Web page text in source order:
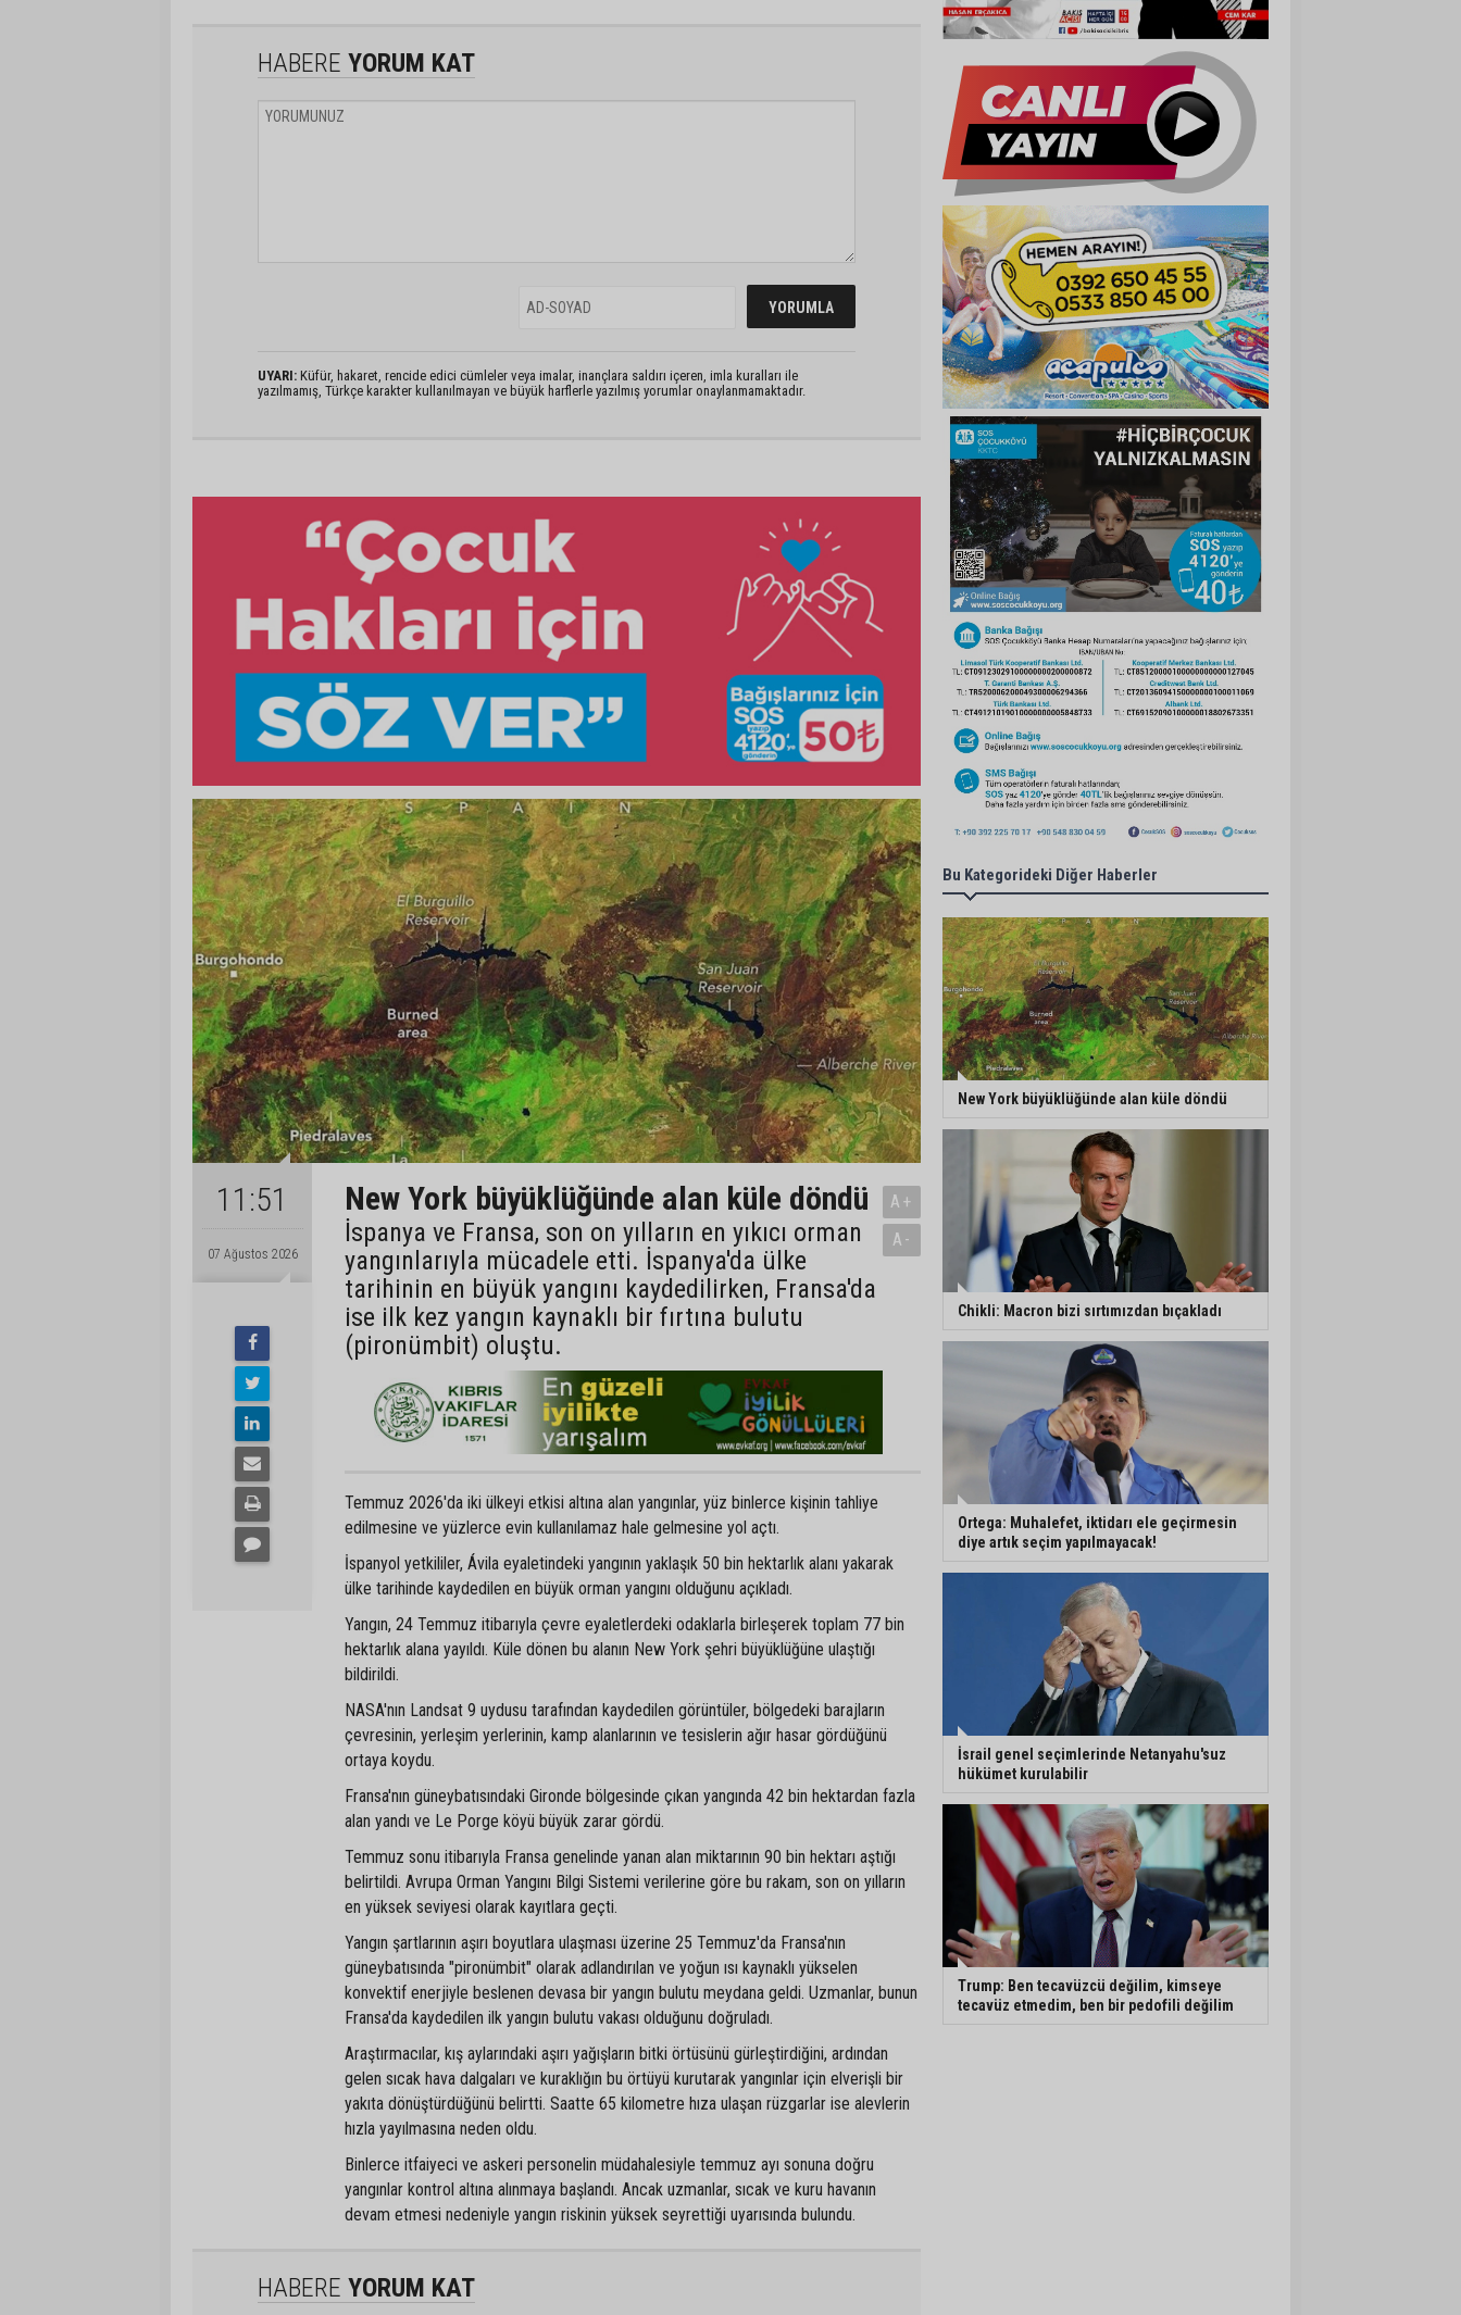
HABERE YORUM KAT
UYARI: Küfür, hakaret, rencide edici cümleler veya imalar, inançlara saldırı içeren, imla kuralları ile
yazılmamış, Türkçe karakter kullanılmayan ve büyük harflerle yazılmış yorumlar onaylanmamaktadır.
11:51
07 Ağustos 2026
New York büyüklüğünde alan küle döndü
İspanya ve Fransa, son on yılların en yıkıcı orman
yangınlarıyla mücadele etti. İspanya'da ülke
tarihinin en büyük yangını kaydedilirken, Fransa'da
ise ilk kez yangın kaynaklı bir fırtına bulutu
(pironümbit) oluştu.
A+
A-
Temmuz 2026'da iki ülkeyi etkisi altına alan yangınlar, yüz binlerce kişinin tahliye
edilmesine ve yüzlerce evin kullanılamaz hale gelmesine yol açtı.
İspanyol yetkililer, Ávila eyaletindeki yangının yaklaşık 50 bin hektarlık alanı yakarak
ülke tarihinde kaydedilen en büyük orman yangını olduğunu açıkladı.
Yangın, 24 Temmuz itibarıyla çevre eyaletlerdeki odaklarla birleşerek toplam 77 bin
hektarlık alana yayıldı. Küle dönen bu alanın New York şehri büyüklüğüne ulaştığı
bildirildi.
NASA'nın Landsat 9 uydusu tarafından kaydedilen görüntüler, bölgedeki barajların
çevresinin, yerleşim yerlerinin, kamp alanlarının ve tesislerin ağır hasar gördüğünü
ortaya koydu.
Fransa'nın güneybatısındaki Gironde bölgesinde çıkan yangında 42 bin hektardan fazla
alan yandı ve Le Porge köyü büyük zarar gördü.
Temmuz sonu itibarıyla Fransa genelinde yanan alan miktarının 90 bin hektarı aştığı
belirtildi. Avrupa Orman Yangını Bilgi Sistemi verilerine göre bu rakam, son on yılların
en yüksek seviyesi olarak kayıtlara geçti.
Yangın şartlarının aşırı boyutlara ulaşması üzerine 25 Temmuz'da Fransa'nın
güneybatısında "pironümbit" olarak adlandırılan ve yoğun ısı kaynaklı yükselen
konvektif enerjiyle beslenen devasa bir yangın bulutu meydana geldi. Uzmanlar, bunun
Fransa'da kaydedilen ilk yangın bulutu vakası olduğunu doğruladı.
Araştırmacılar, kış aylarındaki aşırı yağışların bitki örtüsünü gürleştirdiğini, ardından
gelen sıcak hava dalgaları ve kuraklığın bu örtüyü kurutarak yangınlar için elverişli bir
yakıta dönüştürdüğünü belirtti. Saatte 65 kilometre hıza ulaşan rüzgarlar ise alevlerin
hızla yayılmasına neden oldu.
Binlerce itfaiyeci ve askeri personelin müdahalesiyle temmuz ayı sonuna doğru
yangınlar kontrol altına alınmaya başlandı. Ancak uzmanlar, sıcak ve kuru havanın
devam etmesi nedeniyle yangın riskinin yüksek seyrettiği uyarısında bulundu.
HABERE YORUM KAT
Bu Kategorideki Diğer Haberler
New York büyüklüğünde alan küle döndü
Chikli: Macron bizi sırtımızdan bıçakladı
Ortega: Muhalefet, iktidarı ele geçirmesin
diye artık seçim yapılmayacak!
İsrail genel seçimlerinde Netanyahu'suz
hükümet kurulabilir
Trump: Ben tecavüzcü değilim, kimseye
tecavüz etmedim, ben bir pedofili değilim